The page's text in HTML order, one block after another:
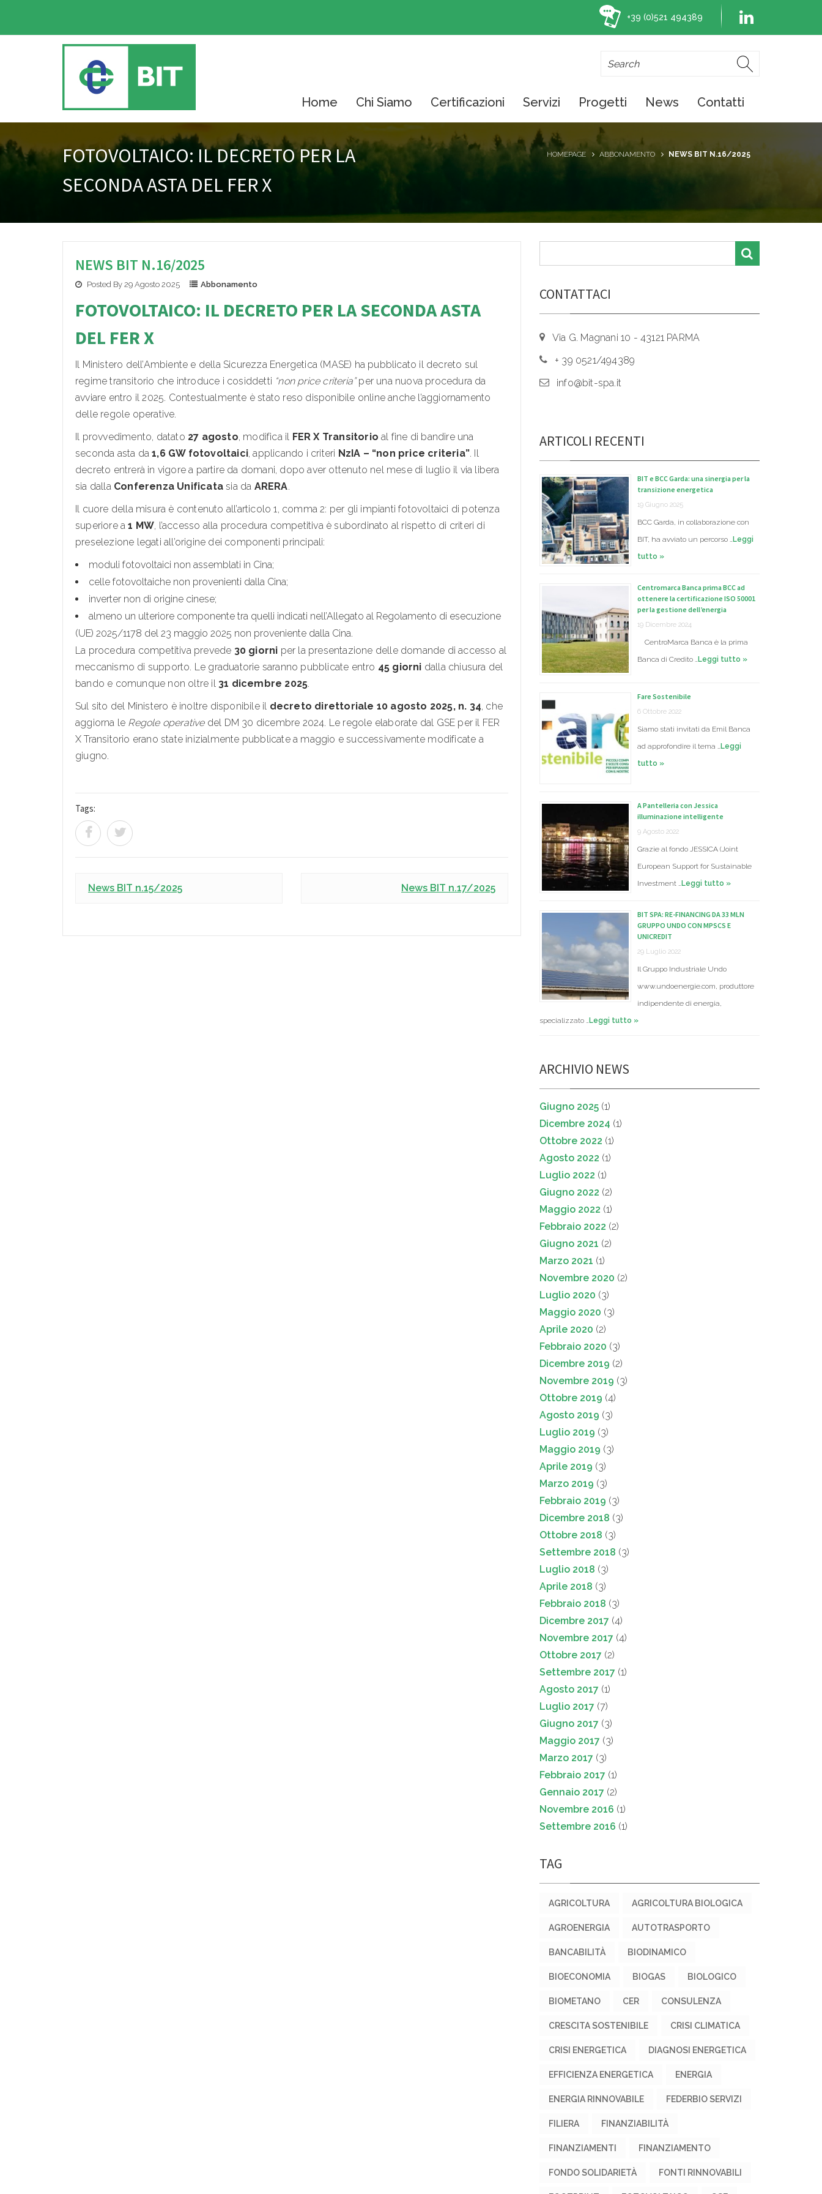
+39 (0)521 494389
Home Chi Siamo Certificazioni Servizi Progetti News Contatti
FOTOVOLTAICO: IL DECRETO PER LA
SECONDA ASTA DEL FER X
HOMEPAGE ABBONAMENTO NEWS BIT N.16/2025
NEWS BIT N.16/2025
Posted By 29 Agosto 2025 Abbonamento
FOTOVOLTAICO: IL DECRETO PER LA SECONDA ASTA
DEL FER X
Il Ministero dell’Ambiente e della Sicurezza Energetica (MASE) ha pubblicato il decreto sul
regime transitorio che introduce i cosiddetti “non price criteria”per una nuova procedura da
avviare entro il 2025. Contestualmente è stato reso disponibile online anche l’aggiornamento
delle regole operative.
Il provvedimento, datato 27 agosto, modifica il FER X Transitorio al fine di bandire una
seconda asta da1,6 GW fotovoltaici, applicando i criteri NzIA – “non price criteria”. Il
decreto entrerà in vigore a partire da domani, dopo aver ottenuto nel mese di luglio il via libera
sia dalla Conferenza Unificata sia da ARERA.
Il cuore della misura è contenuto all’articolo 1, comma 2: per gli impianti fotovoltaici di potenza
superiore a1 MW, l’accesso alla procedura competitiva è subordinato al rispetto di criteri di
preselezione legati all’origine dei componenti principali:
moduli fotovoltaici non assemblati in Cina;
celle fotovoltaiche non provenienti dalla Cina;
inverter non di origine cinese;
almeno un ulteriore componente tra quelli indicati nell’Allegato al Regolamento di esecuzione
(UE) 2025/1178 del 23 maggio 2025 non proveniente dalla Cina.
La procedura competitiva prevede 30 giorni per la presentazione delle domande di accesso al
meccanismo di supporto. Le graduatorie saranno pubblicate entro 45 giorni dalla chiusura del
bando e comunque non oltre il 31 dicembre 2025.
Sul sito del Ministero è inoltre disponibile il decreto direttoriale 10 agosto 2025, n. 34, che
aggiorna le Regole operativedel DM 30 dicembre 2024. Le regole elaborate dal GSE per il FER
X Transitorio erano state inizialmente pubblicate a maggio e successivamente modificate a
giugno.
Tags:
News BIT n.15/2025 News BIT n.17/2025
CONTATTACI
Via G. Magnani 10 - 43121 PARMA
+ 39 0521/494389
info@bit-spa.it
ARTICOLI RECENTI
BIT e BCC Garda: una sinergia per la
transizione energetica
19 Giugno 2025
BCC Garda, in collaborazione con
BIT, ha avviato un percorso …Leggi
tutto »
Centromarca Banca prima BCC ad
ottenere la certificazione ISO 50001
per la gestione dell’energia
19 Dicembre 2024
CentroMarca Banca è la prima
Banca di Credito …Leggi tutto »
Fare Sostenibile
6 Ottobre 2022
Siamo stati invitati da Emil Banca
ad approfondire il tema …Leggi
tutto »
A Pantelleria con Jessica
illuminazione intelligente
9 Agosto 2022
Grazie al fondo JESSICA (Joint
European Support for Sustainable
Investment …Leggi tutto »
BIT SPA: RE-FINANCING DA 33 MLN
GRUPPO UNDO CON MPSCS E
UNICREDIT
29 Luglio 2022
Il Gruppo Industriale Undo
www.undoenergie.com, produttore
indipendente di energia,
specializzato …Leggi tutto »
ARCHIVIO NEWS
Giugno 2025 (1)
Dicembre 2024 (1)
Ottobre 2022 (1)
Agosto 2022 (1)
Luglio 2022 (1)
Giugno 2022 (2)
Maggio 2022 (1)
Febbraio 2022 (2)
Giugno 2021 (2)
Marzo 2021 (1)
Novembre 2020 (2)
Luglio 2020 (3)
Maggio 2020 (3)
Aprile 2020 (2)
Febbraio 2020 (3)
Dicembre 2019 (2)
Novembre 2019 (3)
Ottobre 2019 (4)
Agosto 2019 (3)
Luglio 2019 (3)
Maggio 2019 (3)
Aprile 2019 (3)
Marzo 2019 (3)
Febbraio 2019 (3)
Dicembre 2018 (3)
Ottobre 2018 (3)
Settembre 2018 (3)
Luglio 2018 (3)
Aprile 2018 (3)
Febbraio 2018 (3)
Dicembre 2017 (4)
Novembre 2017 (4)
Ottobre 2017 (2)
Settembre 2017 (1)
Agosto 2017 (1)
Luglio 2017 (7)
Giugno 2017 (3)
Maggio 2017 (3)
Marzo 2017 (3)
Febbraio 2017 (1)
Gennaio 2017 (2)
Novembre 2016 (1)
Settembre 2016 (1)
TAG
AGRICOLTURA AGRICOLTURA BIOLOGICA
AGROENERGIA AUTOTRASPORTO
BANCABILITÀ BIODINAMICO
BIOECONOMIA BIOGAS BIOLOGICO
BIOMETANO CER CONSULENZA
CRESCITA SOSTENIBILE CRISI CLIMATICA
CRISI ENERGETICA DIAGNOSI ENERGETICA
EFFICIENZA ENERGETICA ENERGIA
ENERGIA RINNOVABILE FEDERBIO SERVIZI
FILIERA FINANZIABILITÀ
FINANZIAMENTI FINANZIAMENTO
FONDO SOLIDARIETÀ FONTI RINNOVABILI